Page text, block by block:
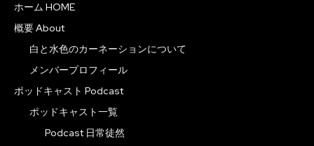
ホーム HOME
概要 About
白と水色のカーネーションについて
メンバープロフィール
ポッドキャスト Podcast
ポッドキャスト一覧
Podcast 日常徒然